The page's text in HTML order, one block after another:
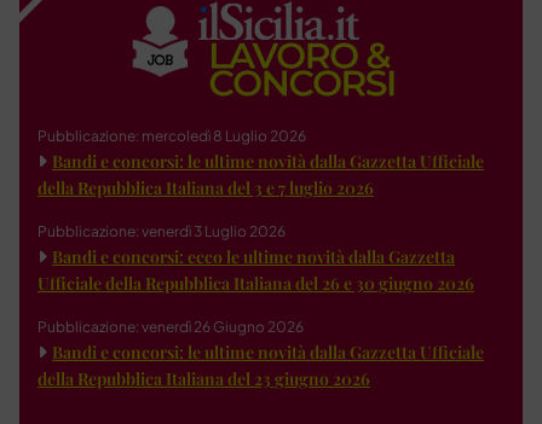
Pubblicazione: mercoledì 8 Luglio 2026
Bandi e concorsi: le ultime novità dalla Gazzetta Ufficiale
della Repubblica Italiana del 3 e 7 luglio 2026
Pubblicazione: venerdì 3 Luglio 2026
Bandi e concorsi: ecco le ultime novità dalla Gazzetta
Ufficiale della Repubblica Italiana del 26 e 30 giugno 2026
Pubblicazione: venerdì 26 Giugno 2026
Bandi e concorsi: le ultime novità dalla Gazzetta Ufficiale
della Repubblica Italiana del 23 giugno 2026